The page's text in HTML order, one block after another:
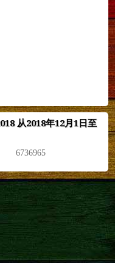
从2018年12月1日至
6736965